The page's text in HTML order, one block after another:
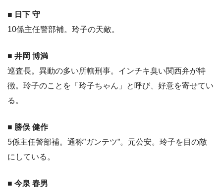
■ 日下 守
10係主任警部補。玲子の天敵。
■ 井岡 博満
巡査長。異動の多い所轄刑事。インチキ臭い関西弁が特
徴。玲子のことを「玲子ちゃん」と呼び、好意を寄せてい
る。
■ 勝俣 健作
5係主任警部補。通称”ガンテツ”。元公安。玲子を目の敵
にしている。
■ 今泉 春男